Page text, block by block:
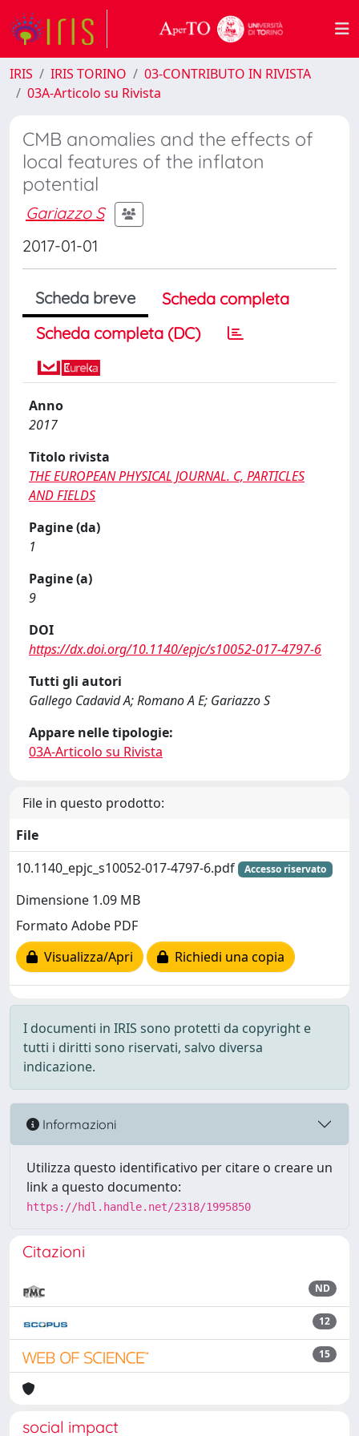
IRIS IRIS TORINO
03-CONTRIBUTO IN RIVISTA
03A-Articolo su Rivista
CMB anomalies and the effects of
local features of the inflaton
potential
Gariazzo S
2017-01-01
Scheda breve
Scheda completa
Scheda completa (DC)
Anno
2017
Titolo rivista
THE EUROPEAN PHYSICAL JOURNAL. C, PARTICLES
AND FIELDS
Pagine (da)
1
Pagine (a)
9
DOI
https://dx.doi.org/10.1140/epjc/s10052-017-4797-6
Tutti gli autori
Gallego Cadavid A; Romano A E; Gariazzo S
Appare nelle tipologie:
03A-Articolo su Rivista
File in questo prodotto:
File
10.1140_epjc_s10052-017-4797-6.pdf
Accesso riservato
Dimensione 1.09 MB
Formato Adobe PDF
Visualizza/Apri
Richiedi una copia
I documenti in IRIS sono protetti da copyright e
tutti i diritti sono riservati, salvo diversa
indicazione.
Informazioni
Utilizza questo identificativo per citare o creare un
link a questo documento:
https://hdl.handle.net/2318/1995850
Citazioni
ND
12
15
social impact